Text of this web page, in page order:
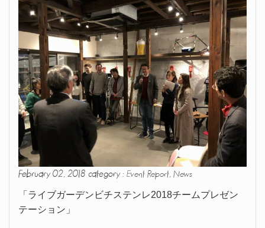
February 02, 2018 category : Event Report, News
「ライブガーデンビチステンレ2018チームプレゼン
テーション」